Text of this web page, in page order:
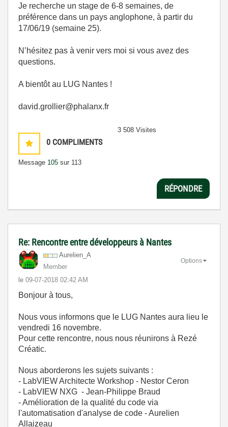
Je recherche un stage de 6-8 semaines, de
préférence dans un pays anglophone, à partir du
17/06/19 (semaine 25).
N’hésitez pas à venir vers moi si vous avez des
questions.
A bientôt au LUG Nantes !
david.grollier@phalanx.fr
0 COMPLIMENTS
Message 105 sur 113
3 508 Visites
RÉPONDRE
Re: Rencontre entre développeurs à Nantes
Aurelien_A
Member
le ‎09-07-2018 02:42 AM
Options
Bonjour à tous,
Nous vous informons que le LUG Nantes aura lieu le
vendredi 16 novembre.
Pour cette rencontre, nous nous réunirons à Rezé
Créatic.
Nous aborderons les sujets suivants :
- LabVIEW Architecte Workshop - Nestor Ceron
- LabVIEW NXG - Jean-Philippe Braud
- Amélioration de la qualité du code via
l'automatisation d'analyse de code - Aurelien
Allaizeau